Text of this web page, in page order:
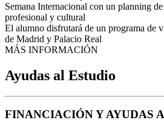
Semana Internacional con un planning
profesional y cultural
El alumno disfrutará de un programa de
de Madrid y Palacio Real
MÁS INFORMACIÓN
Ayudas al Estudio
FINANCIACIÓN Y AYUDAS